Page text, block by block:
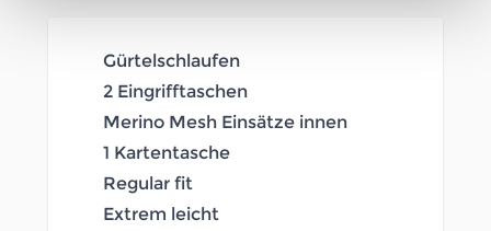
Gürtelschlaufen
2 Eingrifftaschen
Merino Mesh Einsätze innen
1 Kartentasche
Regular fit
Extrem leicht